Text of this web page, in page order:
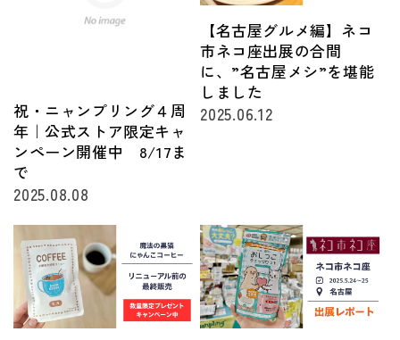
祝・ニャンプリング４周
年｜公式ストア限定キャ
ンペーン開催中 8/17ま
で
2025.08.08
【名古屋グルメ編】ネコ
市ネコ座出展の合間
に、”名古屋メシ”を堪能
しました
2025.06.12